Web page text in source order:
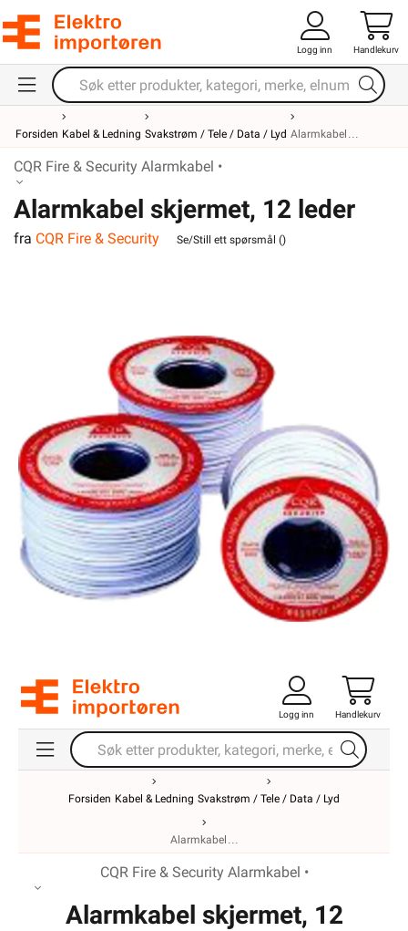
Logg inn Handlekurv
Forsiden Kabel & Ledning Svakstrøm / Tele / Data / Lyd Alarmkabel
CQR Fire & Security Alarmkabel •
Alarmkabel skjermet, 12 leder
fra CQR Fire & Security Se/Still ett spørsmål ()
Logg inn Handlekurv
Forsiden Kabel & Ledning Svakstrøm / Tele / Data / Lyd
Alarmkabel
CQR Fire & Security Alarmkabel •
Alarmkabel skjermet, 12